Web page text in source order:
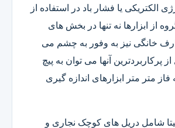
الکتریکی یا فشار باد در استفاده از
از ابزارها نه تنها در بخش های
خانگی نیز به وفور به چشم می
پرکاربردترین آنها می توان به پیچ
متر متر ابزارهای اندازه گیری
شامل دریل های کوچک نجاری و